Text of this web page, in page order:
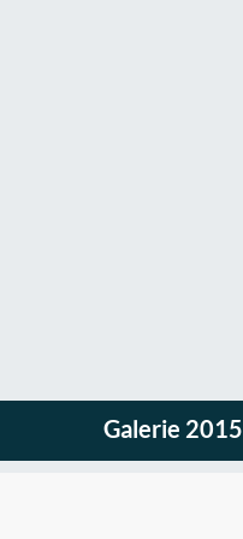
Galerie 2015